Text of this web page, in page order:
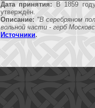
Дата принятия: В 1859
утверждён.
Описание: "В серебряном
вольной части - герб
Источники.